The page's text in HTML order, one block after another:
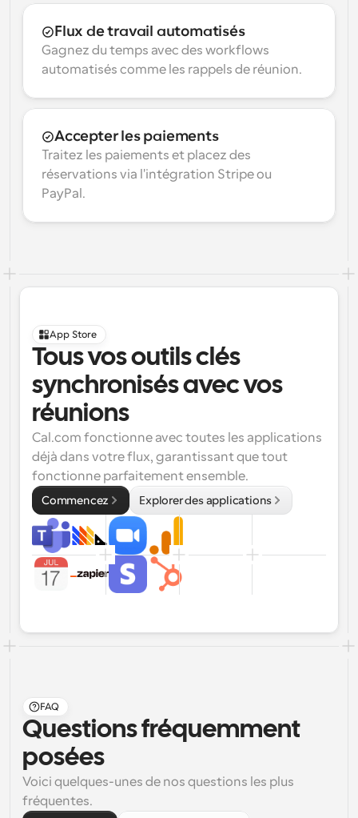
Flux de travail automatisés
Gagnez du temps avec des workflows
automatisés comme les rappels de réunion.
Accepter les paiements
Traitez les paiements et placez des
réservations via l'intégration Stripe ou
PayPal.
App Store
Tous vos outils clés
synchronisés avec vos
réunions
Cal.com fonctionne avec toutes les applications
déjà dans votre flux, garantissant que tout
fonctionne parfaitement ensemble.
Commencez Explorer des applications
FAQ
Questions fréquemment
posées
Voici quelques-unes de nos questions les plus
fréquentes.